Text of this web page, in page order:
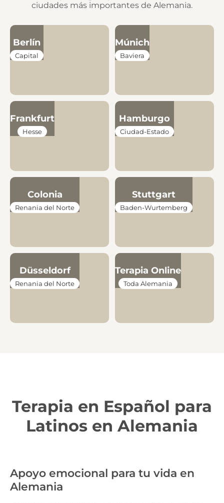
ciudades más importantes de Alemania.
Berlín
Capital
Múnich
Baviera
Frankfurt
Hesse
Hamburgo
Ciudad-Estado
Colonia
Renania del Norte
Stuttgart
Baden-Wurtemberg
Düsseldorf
Renania del Norte
Terapia Online
Toda Alemania
Terapia en Español para
Latinos en Alemania
Apoyo emocional para tu vida en
Alemania